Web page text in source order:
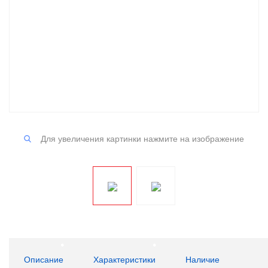
Для увеличения картинки нажмите на изображение
Описание Характеристики Наличие